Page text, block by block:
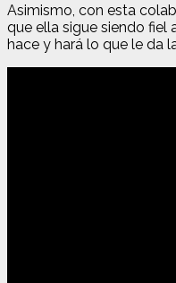
Asimismo, con esta
que ella sigue siendo fiel
hace y hará lo que le da